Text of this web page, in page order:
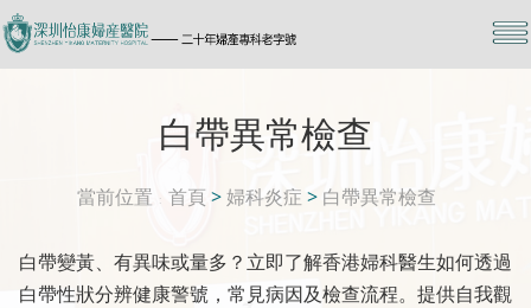
白帶異常檢查
當前位置 首頁 >婦科炎症 > 白帶異常檢查
白帶變黃、有異味或量多？立即了解香港婦科醫生如何透過
白帶性狀分辨健康警號，常見病因及檢查流程。提供自我觀